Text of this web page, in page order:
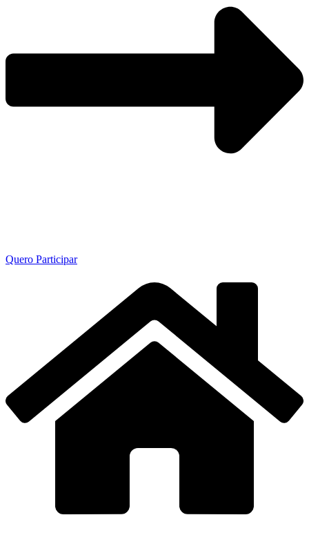
Quero Participar